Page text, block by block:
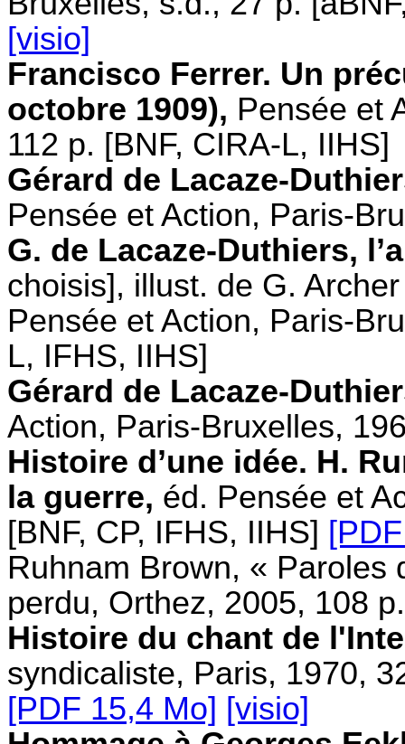
[visio]
Francisco Ferrer. Un
octobre 1909), Pensée et
112 p. [BNF, CIRA-L, IIHS]
Gérard de Lacaze-
Pensée et Action, Paris-
G. de Lacaze-Duthiers,
choisis], illust. de G.
Pensée et Action, Paris-
L, IFHS, IIHS]
Gérard de Lacaze-
Action, Paris-Bruxelles,
Histoire d’une idée. H.
la guerre, éd. Pensée et
[BNF, CP, IFHS, IIHS]
Ruhnam Brown, « Paroles
perdu, Orthez, 2005, 108
Histoire du chant de
syndicaliste, Paris, 1970,
[PDF 15,4 Mo] [visio]